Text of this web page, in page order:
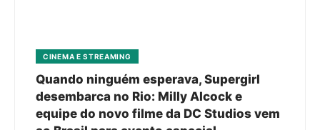
CINEMA E STREAMING
Quando ninguém esperava, Supergirl
desembarca no Rio: Milly Alcock e
equipe do novo filme da DC Studios vem